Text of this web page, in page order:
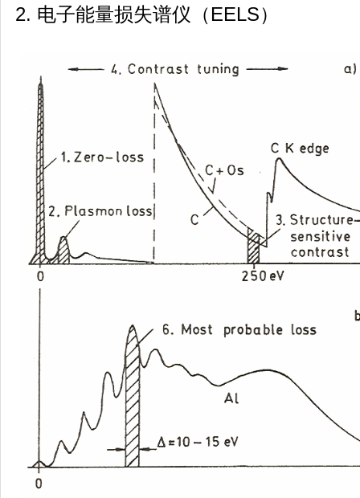
2. 电子能量损失谱仪（EELS）